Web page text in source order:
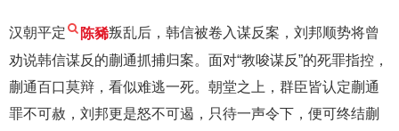
汉朝平定 陈豨叛乱后，韩信被卷入谋反案，刘邦顺势将曾
劝说韩信谋反的蒯通抓捕归案。面对“教唆谋反”的死罪指控，
蒯通百口莫辩，看似难逃一死。朝堂之上，群臣皆认定蒯通
罪不可赦，刘邦更是怒不可遏，只待一声令下，便可终结蒯